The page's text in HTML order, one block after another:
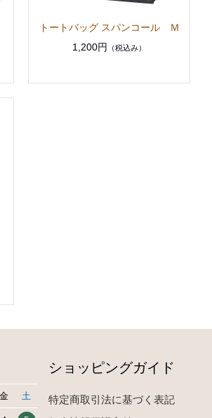
トートバッグ スパンコール Ｍ
1,200円
（税込み）
金 土
ショッピングガイド
特定商取引法に基づく表記